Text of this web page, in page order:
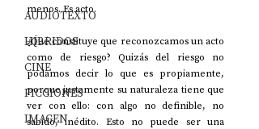
AUDIOTEXTO
HÍBRIDOS
CINE
FICCIONES
IMAGEN
menos. Es acto.
¿Qué constituye que reconozcamos un acto
como de riesgo? Quizás del riesgo no
podamos decir lo que es propiamente,
porque justamente su naturaleza tiene que
ver con ello: con algo no definible, no
sabido, inédito. Esto no puede ser una